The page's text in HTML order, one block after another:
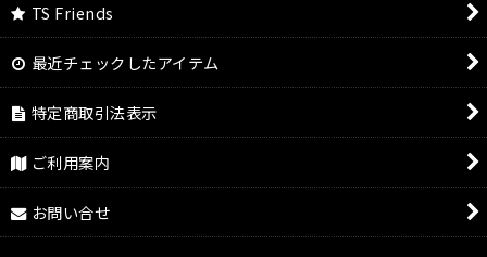
TS Friends
最近チェックしたアイテム
特定商取引法表示
ご利用案内
お問い合せ